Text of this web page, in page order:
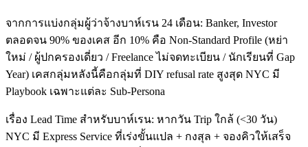
จากการแบ่งกลุ่มผู้ว่าจ้างบาห์เรน 24 เดือน: Banker, Investor
ตลอดจน 90% ของเคส อีก 10% คือ Non-Standard Profile (หย่า
ใหม่ / ผู้ปกครองเดี่ยว / Freelance ไม่จดทะเบียน / นักเรียนที่ Gap
Year) เคสกลุ่มหลังนี้คือกลุ่มที่ DIY refusal rate สูงสุด NYC มี
Playbook เฉพาะแต่ละ Sub-Persona
เรื่อง Lead Time สำหรับบาห์เรน: หากวัน Trip ใกล้ (<30 วัน)
NYC มี Express Service ที่เร่งขั้นแปล + กงสุล + จองคิวให้เสร็จ